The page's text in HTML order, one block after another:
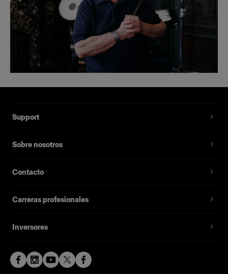
Support
Sobre nosotros
Contacto
Carreras profesionales
Inversores